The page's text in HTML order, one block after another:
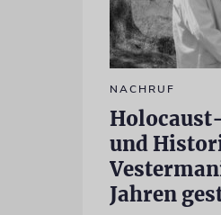
NACHRUF
und
Jahren